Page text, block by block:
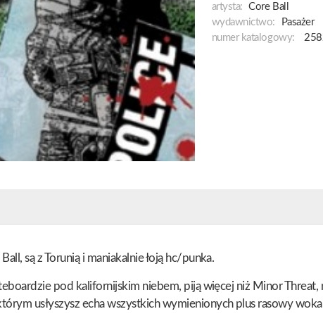
artysta:
Core Ball
wydawnictwo:
Pasażer
numer katalogowy:
są z Torunią i maniakalnie łoją hc/punka.
pod kalifornijskim niebem, piją więcej niż Minor
usłyszysz echa wszystkich wymienionych plus rasowy